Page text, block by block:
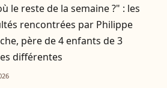
le reste de la semaine ?" : les
rencontrées par Philippe
père de 4 enfants de 3
différentes